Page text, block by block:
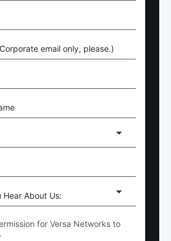
email only, please.)
Hear About Us:
for Versa Networks to